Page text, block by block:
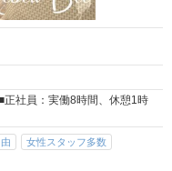
正社員：実働8時間、休憩1時
女性スタッフ多数